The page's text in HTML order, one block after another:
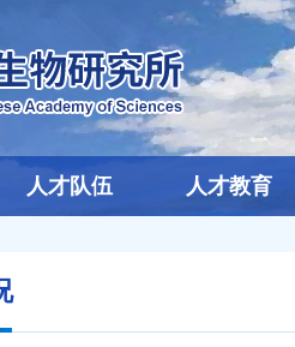
人才队伍 人才教育